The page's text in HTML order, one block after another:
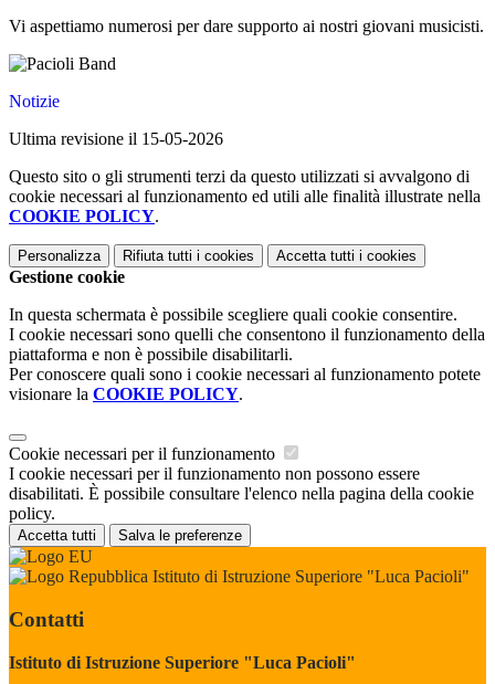
Vi aspettiamo numerosi per dare supporto ai nostri giovani musicisti.
Notizie
Ultima revisione il 15-05-2026
Questo sito o gli strumenti terzi da questo utilizzati si avvalgono di
cookie necessari al funzionamento ed utili alle finalità illustrate nella
COOKIE POLICY.
Personalizza Rifiuta tutti i cookies Accetta tutti i cookies
Gestione cookie
In questa schermata è possibile scegliere quali cookie consentire.
I cookie necessari sono quelli che consentono il funzionamento della
piattaforma e non è possibile disabilitarli.
Per conoscere quali sono i cookie necessari al funzionamento potete
visionare la COOKIE POLICY.
Cookie necessari per il funzionamento
I cookie necessari per il funzionamento non possono essere
disabilitati. È possibile consultare l'elenco nella pagina della cookie
policy.
Accetta tutti Salva le preferenze
Istituto di Istruzione Superiore "Luca Pacioli"
Contatti
Istituto di Istruzione Superiore "Luca Pacioli"